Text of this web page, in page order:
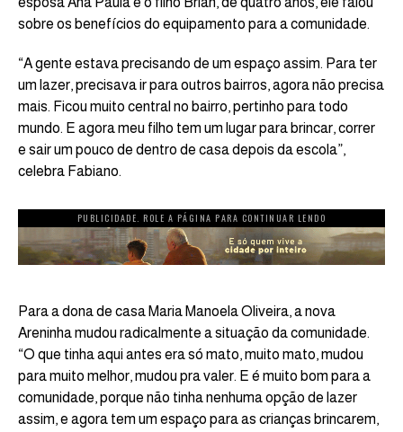
sobre os benefícios do equipamento para a comunidade.
“A gente estava precisando de um espaço assim. Para ter
um lazer, precisava ir para outros bairros, agora não precisa
mais. Ficou muito central no bairro, pertinho para todo
mundo. E agora meu filho tem um lugar para brincar, correr
e sair um pouco de dentro de casa depois da escola”,
celebra Fabiano.
PUBLICIDADE. ROLE A PÁGINA PARA CONTINUAR LENDO
Para a dona de casa Maria Manoela Oliveira, a nova
Areninha mudou radicalmente a situação da comunidade.
“O que tinha aqui antes era só mato, muito mato, mudou
para muito melhor, mudou pra valer. E é muito bom para a
comunidade, porque não tinha nenhuma opção de lazer
assim, e agora tem um espaço para as crianças brincarem,